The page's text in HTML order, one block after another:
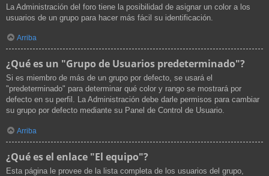
La Administración del foro tiene la posibilidad de asignar un color a los
usuarios de un grupo para hacer más fácil su identificación.
Arriba
¿Qué es un "Grupo de Usuarios predeterminado"?
Si es miembro de más de un grupo por defecto, se usará el
"predeterminado" para determinar qué color y rango se mostrará por
defecto en su perfil. La Administración debe darle permisos para cambiar
su grupo por defecto mediante su Panel de Control de Usuario.
Arriba
¿Qué es el enlace "El equipo"?
Esta página le provee de la lista completa de los usuarios del grupo,